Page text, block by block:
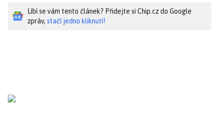
Líbí se vám tento článek? Přidejte si Chip.cz do Google
zpráv, stačí jedno kliknutí!